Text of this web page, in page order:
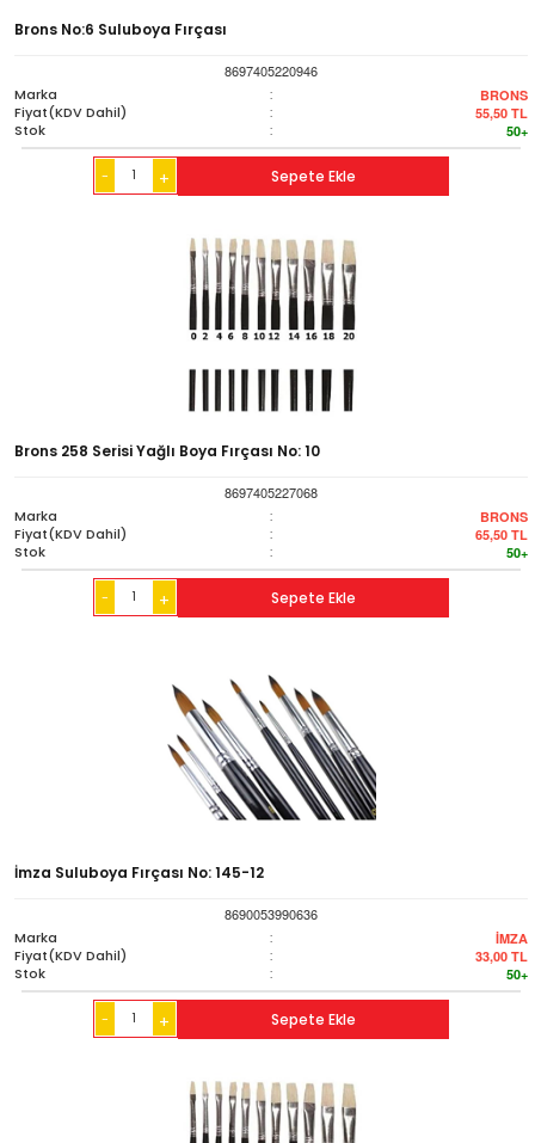
Brons No:6 Suluboya Fırçası
8697405220946
Marka
: BRONS
Fiyat(KDV Dahil) : 55,50 TL
Stok : 50+
- + Sepete Ekle
Brons 258 Serisi Yağlı Boya Fırçası No: 10
8697405227068
Marka
: BRONS
Fiyat(KDV Dahil) : 65,50 TL
Stok : 50+
- + Sepete Ekle
İmza Suluboya Fırçası No: 145-12
8690053990636
Marka
: İMZA
Fiyat(KDV Dahil) : 33,00 TL
Stok : 50+
- + Sepete Ekle